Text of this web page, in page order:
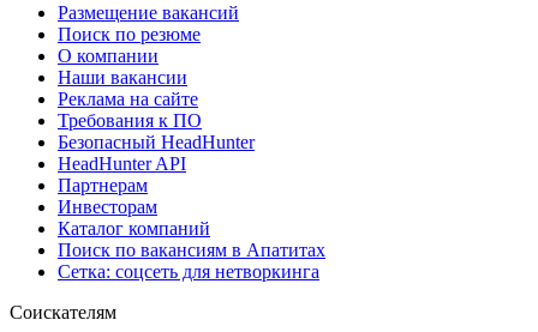
Размещение вакансий
Поиск по резюме
О компании
Наши вакансии
Реклама на сайте
Требования к ПО
Безопасный HeadHunter
HeadHunter API
Партнерам
Инвесторам
Каталог компаний
Поиск по вакансиям в Апатитах
Сетка: соцсеть для нетворкинга
Соискателям